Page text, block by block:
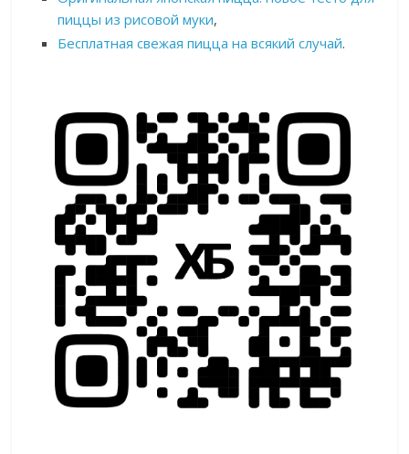
пиццы из рисовой муки,
Бесплатная свежая пицца на всякий случай.